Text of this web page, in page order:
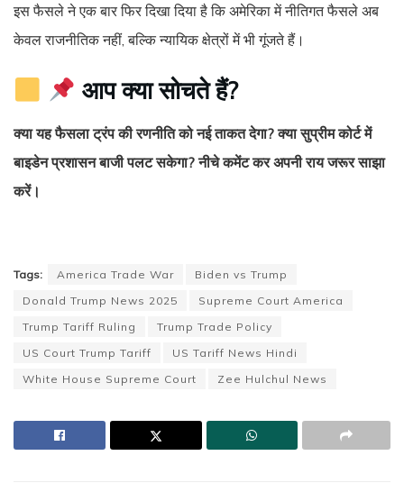
इस फैसले ने एक बार फिर दिखा दिया है कि अमेरिका में नीतिगत फैसले अब
केवल राजनीतिक नहीं, बल्कि न्यायिक क्षेत्रों में भी गूंजते हैं।
आप क्या सोचते हैं?
क्या यह फैसला ट्रंप की रणनीति को नई ताकत देगा? क्या सुप्रीम कोर्ट में
बाइडेन प्रशासन बाजी पलट सकेगा? नीचे कमेंट कर अपनी राय जरूर साझा
करें।
Tags: America Trade War
Biden vs Trump
Donald Trump News 2025
Supreme Court America
Trump Tariff Ruling
Trump Trade Policy
US Court Trump Tariff
US Tariff News Hindi
White House Supreme Court
Zee Hulchul News